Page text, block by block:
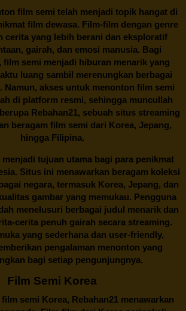
film semi telah menjadi topik hangat di
film dewasa. Film-film dengan genre
cerita yang lebih berani dan eksploratif
gairah, dan emosi manusia. Bagi
film semi menjadi hiburan menarik yang
luang sambil merenungkan berbagai
Namun, akses untuk menonton film semi
di platform resmi, sehingga muncullah
Rebahan21, sebuah situs streaming
beragam film semi dari Korea, Jepang,
hingga Filipina.
tujuan utama bagi para penikmat
Situs ini menawarkan beragam koleksi
negara, termasuk Korea, Jepang, dan
gambar yang memukau. Pengguna
menelusuri berbagai judul menarik dan
cerita penuh gairah secara streaming.
yang sederhana dan user-friendly,
pengalaman menonton yang
bagi setiap pengunjungnya.
Film Semi Korea
semi Korea, Rebahan21menawarkan